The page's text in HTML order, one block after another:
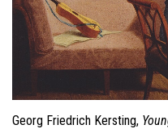
Georg Friedrich Kersting,